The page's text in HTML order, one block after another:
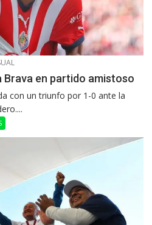
Brava en partido amistoso
con un triunfo por 1-0 ante la